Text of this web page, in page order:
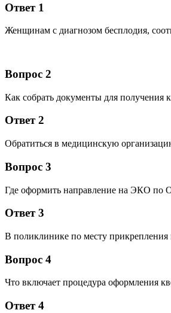
Ответ 1
Женщинам с диагнозом бесплодия,
Вопрос 2
Как собрать документы для
Ответ 2
Обратиться в медицинскую
Вопрос 3
Где оформить направление на ЭКО по
Ответ 3
В поликлинике по месту прикрепления
Вопрос 4
Что включает процедура оформления
Ответ 4